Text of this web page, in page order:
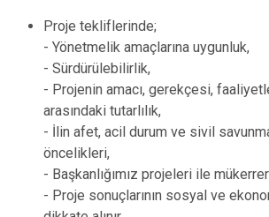
Proje tekliflerinde;
- Yönetmelik amaçlarına uygunluk,
- Sürdürülebilirlik,
- Projenin amacı, gerekçesi,
arasındaki tutarlılık,
- İlin afet, acil durum ve sivil
öncelikleri,
- Başkanlığımız projeleri ile
- Proje sonuçlarının sosyal ve